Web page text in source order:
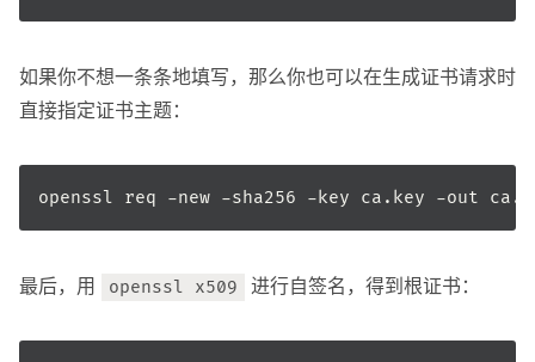
如果你不想一条条地填写，那么你也可以在生成证书请求时
直接指定证书主题：
openssl req -new -sha256 -key ca.key -out
最后，用 openssl x509 进行自签名，得到根证书：